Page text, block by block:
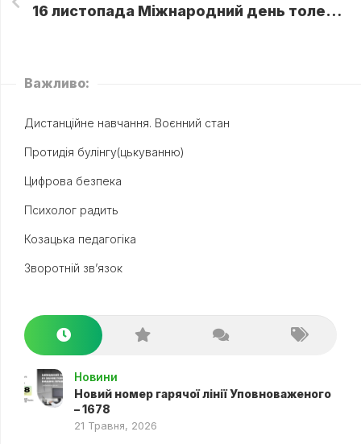
16 листопада Міжнародний день толерантності
Важливо:
Дистанційне навчання. Воєнний стан
Протидія булінгу(цькуванню)
Цифрова безпека
Психолог радить
Козацька педагогіка
Зворотній зв’язок
Новини
Новий номер гарячої лінії Уповноваженого
– 1678
21 Травня, 2026